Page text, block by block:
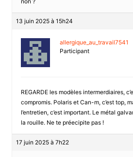
13 juin 2025 à 15h24
allergique_au_travail7541
Participant
REGARDE les modèles intermerdiaires,
compromis. Polaris et Can-m, c’est top,
l’entretien, c’est important. Le métal
la rouille. Ne te préecipite pas !
17 juin 2025 à 7h22